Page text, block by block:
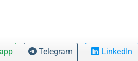
Telegram LinkedIn